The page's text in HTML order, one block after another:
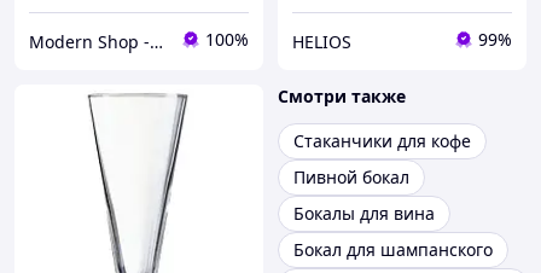
Modern Shop - посуда, товары для дома и активного отдыха 100% HELIOS 99%
Смотри также
Стаканчики для кофе
Пивной бокал
Бокалы для вина
Бокал для шампанского